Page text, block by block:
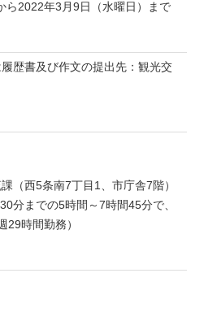
ら2022年3月9日（水曜日）まで
歴書及び作文の提出先：観光交
（西5条南7丁目1、市庁舎7階）
分までの5時間～7時間45分で、
29時間勤務）